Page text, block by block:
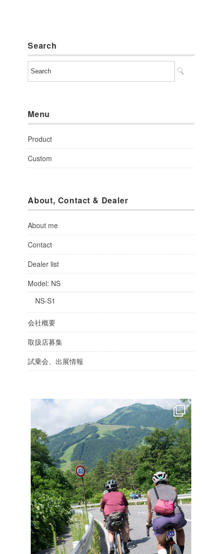
Search
Menu
Product
Custom
About, Contact & Dealer
About me
Contact
Dealer list
Model: NS
NS-S1
会社概要
取扱店募集
試乗会、出展情報